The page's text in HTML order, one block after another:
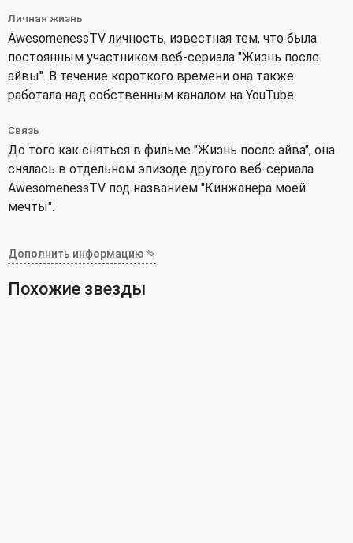
Личная жизнь
AwesomenessTV личность, известная тем, что была
постоянным участником веб-сериала "Жизнь после
айвы". В течение короткого времени она также
работала над собственным каналом на YouTube.
Связь
До того как сняться в фильме "Жизнь после айва", она
снялась в отдельном эпизоде другого веб-сериала
AwesomenessTV под названием "Кинжанера моей
мечты".
Дополнить информацию ✎
Похожие звезды